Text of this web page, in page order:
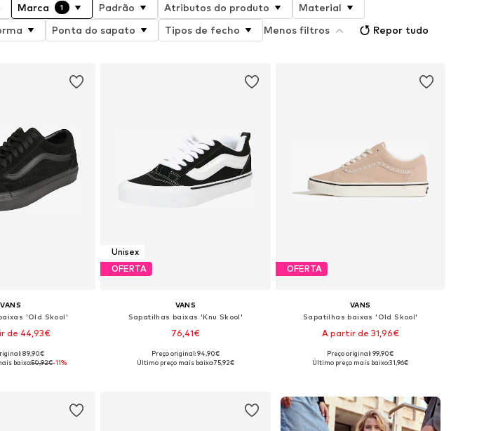
Marca 1 Padrão Atributos do produto
Material
Ponta do sapato Tipos de fecho Menos filtros Repor tudo
VANS
'Old Skool'
de 44,93€
+6
vários tamanhos
89,90€
baixo:50,92€-11%
Unisex
OFERTA
VANS
Sapatilhas baixas 'Knu Skool'
76,41€
Disponível em vários tamanhos
Preço original: 94,90€
Último preço mais baixo:75,92€
OFERTA
VANS
Sapatilhas baixas 'Old Skool'
A partir de 31,96€
+4
Disponível em vários tamanhos
Preço original: 99,90€
Último preço mais baixo:31,96€